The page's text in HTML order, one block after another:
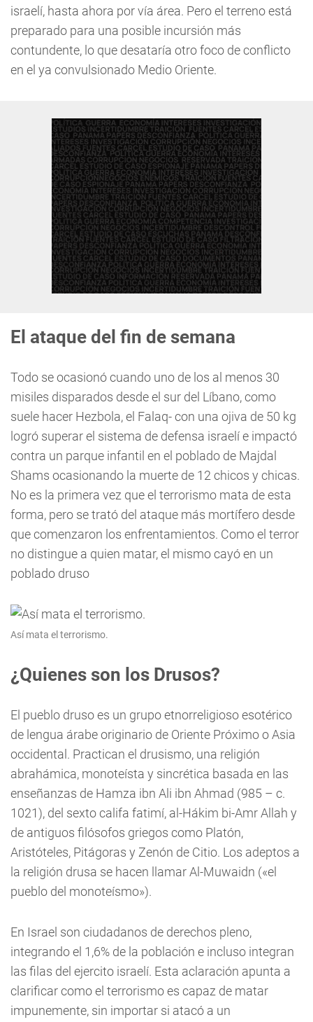
israelí, hasta ahora por vía área. Pero el terreno está
preparado para una posible incursión más
contundente, lo que desataría otro foco de conflicto
en el ya convulsionado Medio Oriente.
El ataque del fin de semana
Todo se ocasionó cuando uno de los al menos 30
misiles disparados desde el sur del Líbano, como
suele hacer Hezbola, el Falaq- con una ojiva de 50 kg
logró superar el sistema de defensa israelí e impactó
contra un parque infantil en el poblado de Majdal
Shams ocasionando la muerte de 12 chicos y chicas.
No es la primera vez que el terrorismo mata de esta
forma, pero se trató del ataque más mortífero desde
que comenzaron los enfrentamientos. Como el terror
no distingue a quien matar, el mismo cayó en un
poblado druso
Así mata el terrorismo.
¿Quienes son los Drusos?
El pueblo druso es un grupo etnorreligioso esotérico
de lengua árabe originario de Oriente Próximo o Asia
occidental. Practican el drusismo, una religión
abrahámica, monoteísta y sincrética basada en las
enseñanzas de Hamza ibn Ali ibn Ahmad (985 – c.
1021), del sexto califa fatimí, al-Hákim bi-Amr Allah y
de antiguos filósofos griegos como Platón,
Aristóteles, Pitágoras y Zenón de Citio. Los adeptos a
la religión drusa se hacen llamar Al-Muwaidn («el
pueblo del monoteísmo»).
En Israel son ciudadanos de derechos pleno,
integrando el 1,6% de la población e incluso integran
las filas del ejercito israelí. Esta aclaración apunta a
clarificar como el terrorismo es capaz de matar
impunemente, sin importar si atacó a un